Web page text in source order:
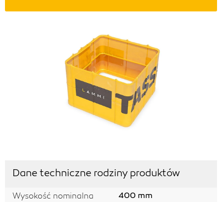
Dane techniczne rodziny produktów
Wysokość nominalna 400 mm